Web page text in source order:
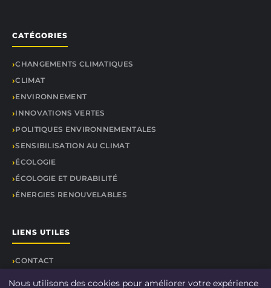
CATÉGORIES
CHANGEMENTS CLIMATIQUES
CLIMAT
ENVIRONNEMENT
INNOVATIONS VERTES
POLITIQUES ENVIRONNEMENTALES
SENSIBILISATION AU CLIMAT
ÉCOLOGIE
ÉCOLOGIE ET DURABILITÉ
ÉNERGIES RENOUVELABLES
LIENS UTILES
CONTACT
Nous utilisons des cookies pour améliorer votre expérience